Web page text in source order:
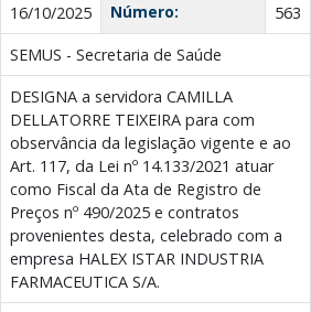
16/10/2025 Número:
563
SEMUS - Secretaria de Saúde
DESIGNA a servidora CAMILLA
DELLATORRE TEIXEIRA para com
observância da legislação vigente e ao
Art. 117, da Lei nº 14.133/2021 atuar
como Fiscal da Ata de Registro de
Preços nº 490/2025 e contratos
provenientes desta, celebrado com a
empresa HALEX ISTAR INDUSTRIA
FARMACEUTICA S/A.